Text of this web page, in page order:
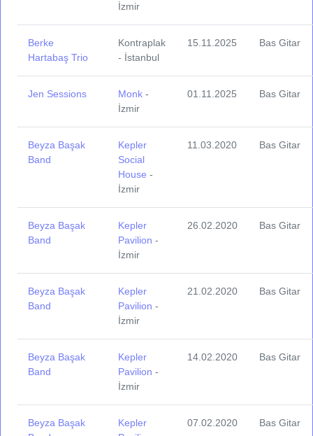
İzmir
Berke
Hartabaş Trio
Kontraplak
- İstanbul
15.11.2025 Bas Gitar
Jen Sessions Monk -
İzmir
01.11.2025 Bas Gitar
Beyza Başak
Band
Kepler
Social
House -
İzmir
11.03.2020 Bas Gitar
Beyza Başak
Band
Kepler
Pavilion -
İzmir
26.02.2020 Bas Gitar
Beyza Başak
Band
Kepler
Pavilion -
İzmir
21.02.2020 Bas Gitar
Beyza Başak
Band
Kepler
Pavilion -
İzmir
14.02.2020 Bas Gitar
Beyza Başak
Kepler
07.02.2020 Bas Gitar